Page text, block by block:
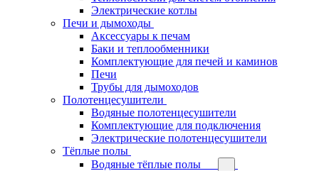
Электрические котлы
Печи и дымоходы
Аксессуары к печам
Баки и теплообменники
Комплектующие для печей и каминов
Печи
Трубы для дымоходов
Полотенцесушители
Водяные полотенцесушители
Комплектующие для подключения
Электрические полотенцесушители
Тёплые полы
Водяные тёплые полы